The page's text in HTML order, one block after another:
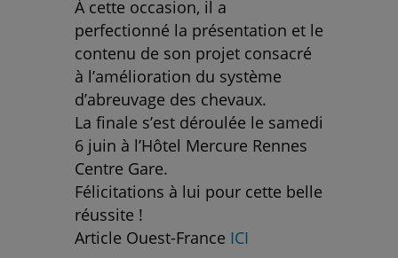
À cette occasion, il a
perfectionné la présentation et le
contenu de son projet consacré
à l’amélioration du système
d’abreuvage des chevaux.
La finale s’est déroulée le samedi
6 juin à l’Hôtel Mercure Rennes
Centre Gare.
Félicitations à lui pour cette belle
réussite !
Article Ouest-France ICI